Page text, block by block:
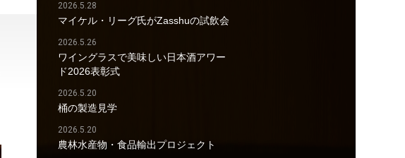
2026.5.28
マイケル・リーグ氏がZasshuの試飲会
2026.5.26
ワイングラスで美味しい日本酒アワー
ド2026表彰式
2026.5.20
桶の製造見学
2026.5.20
農林水産物・食品輸出プロジェクト